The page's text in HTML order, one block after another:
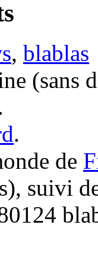
, blablas
(sans
.
de
suivi